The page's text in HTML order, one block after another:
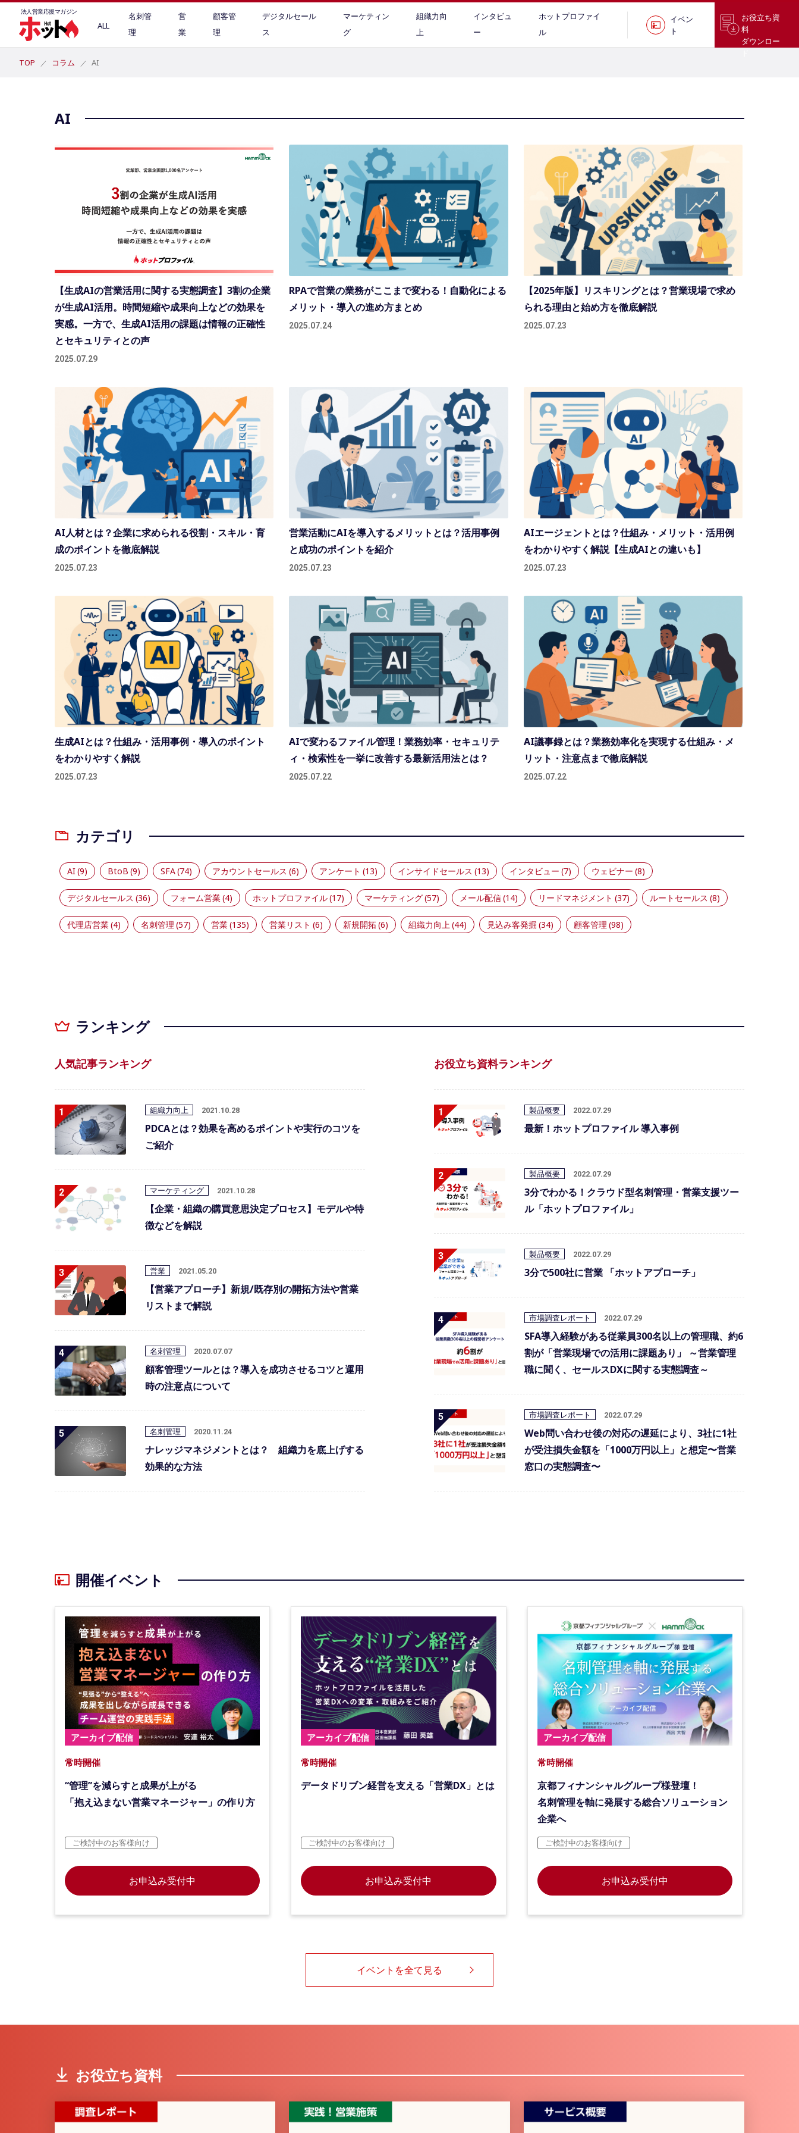
法人営業応援マガジン
ALL
名刺管
理
営
業
顧客管
理
デジタルセール
ス
マーケティン
グ
組織力向
上
インタビュ
ー
ホットプロファイ
ル
イベン
ト
お役立ち資
料
ダウンロー
TOP
コラム AI
AI
【生成AIの営業活用に関する実態調査】3割の企業
が生成AI活用。時間短縮や成果向上などの効果を
実感。一方で、生成AI活用の課題は情報の正確性
とセキュリティとの声
2025.07.29
RPAで営業の業務がここまで変わる！自動化による
メリット・導入の進め方まとめ
2025.07.24
【2025年版】リスキリングとは？営業現場で求め
られる理由と始め方を徹底解説
2025.07.23
AI人材とは？企業に求められる役割・スキル・育
成のポイントを徹底解説
2025.07.23
営業活動にAIを導入するメリットとは？活用事例
と成功のポイントを紹介
2025.07.23
AIエージェントとは？仕組み・メリット・活用例
をわかりやすく解説【生成AIとの違いも】
2025.07.23
生成AIとは？仕組み・活用事例・導入のポイント
をわかりやすく解説
2025.07.23
AIで変わるファイル管理！業務効率・セキュリテ
ィ・検索性を一挙に改善する最新活用法とは？
2025.07.22
AI議事録とは？業務効率化を実現する仕組み・メ
リット・注意点まで徹底解説
2025.07.22
カテゴリ
AI(9) BtoB (9) SFA(74) アカウントセールス (6) アンケート (13) インサイドセールス (13) インタビュー (7) ウェビナー (8)
デジタルセールス (36) フォーム営業(4) ホットプロファイル(17) マーケティング(57) メール配信(14) リードマネジメント (37) ルートセールス (8)
代理店営業(4) 名刺管理 (57) 営業(135) 営業リスト (6) 新規開拓 (6) 組織力向上(44) 見込み客発掘 (34) 顧客管理 (98)
ランキング
人気記事ランキング
組織力向上 2021.10.28
PDCAとは？効果を高めるポイントや実行のコツを
ご紹介
マーケティング 2021.10.28
【企業・組織の購買意思決定プロセス】モデルや特
徴などを解説
営業 2021.05.20
【営業アプローチ】新規/既存別の開拓方法や営業
リストまで解説
名刺管理 2020.07.07
顧客管理ツールとは？導入を成功させるコツと運用
時の注意点について
名刺管理 2020.11.24
ナレッジマネジメントとは？ 組織力を底上げする
効果的な方法
お役立ち資料ランキング
製品概要 2022.07.29
最新！ホットプロファイル 導入事例
製品概要 2022.07.29
3分でわかる！クラウド型名刺管理・営業支援ツー
ル「ホットプロファイル」
製品概要 2022.07.29
3分で500社に営業 「ホットアプローチ」
市場調査レポート 2022.07.29
SFA導入経験がある従業員300名以上の管理職、約6
割が「営業現場での活用に課題あり」 ～営業管理
職に聞く、セールスDXに関する実態調査～
市場調査レポート 2022.07.29
Web問い合わせ後の対応の遅延により、3社に1社
が受注損失金額を「1000万円以上」と想定〜営業
窓口の実態調査〜
開催イベント
アーカイブ配信
常時開催
“管理”を減らすと成果が上がる
「抱え込まない営業マネージャー」の作り方
ご検討中のお客様向け
お申込み受付中
アーカイブ配信
常時開催
データドリブン経営を支える「営業DX」とは
ご検討中のお客様向け
お申込み受付中
アーカイブ配信
常時開催
京都フィナンシャルグループ様登壇！
名刺管理を軸に発展する総合ソリューション
企業へ
ご検討中のお客様向け
お申込み受付中
イベントを全て見る
お役立ち資料